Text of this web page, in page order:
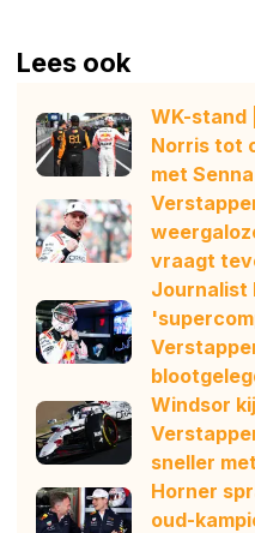
Lees ook
WK-stand
Norris tot
met
vraagt
Journalist
Windsor
sneller
Horner
oud-